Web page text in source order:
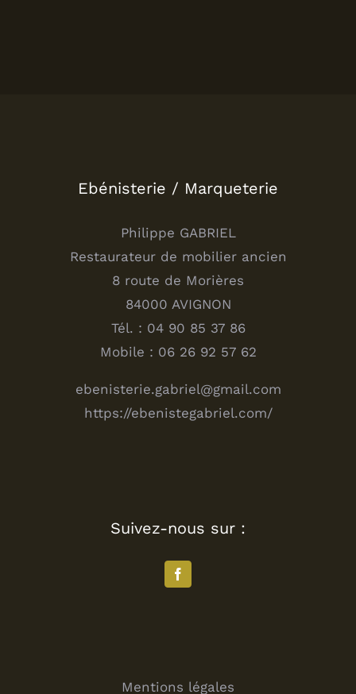
Ebénisterie / Marqueterie
Philippe GABRIEL
Restaurateur de mobilier ancien
8 route de Morières
84000 AVIGNON
Tél. : 04 90 85 37 86
Mobile : 06 26 92 57 62
ebenisterie.gabriel@gmail.com
https://ebenistegabriel.com/
Suivez-nous sur :
Mentions légales